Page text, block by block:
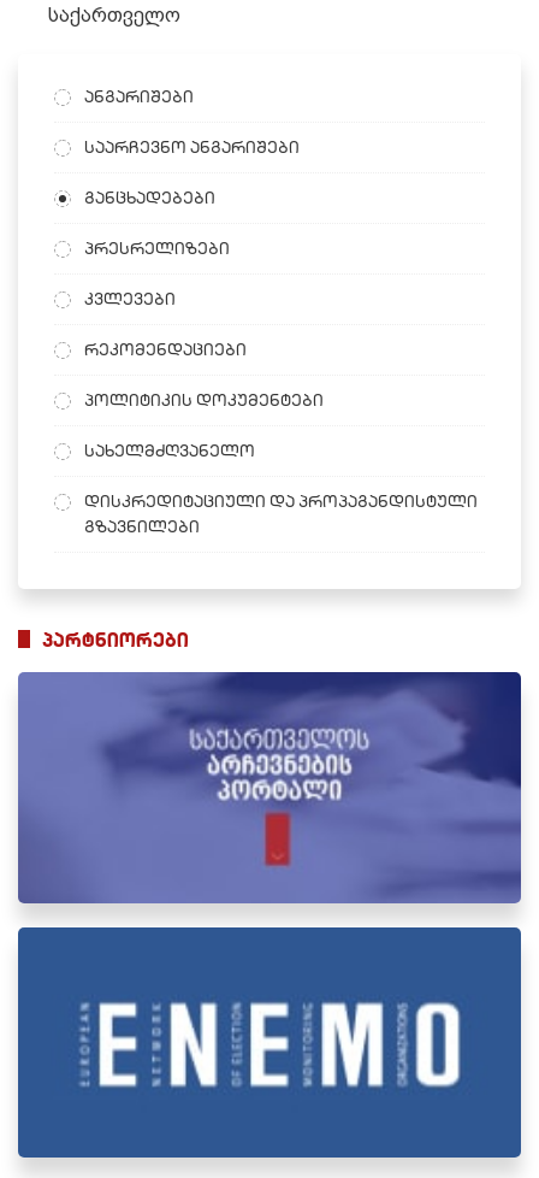
საქართველო
ანგარიშები
საარჩევნო ანგარიშები
განცხადებები
პრესრელიზები
კვლევები
რეკომენდაციები
პოლიტიკის დოკუმენტები
სახელმძღვანელო
დისკრედიტაციული და პროპაგანდისტული
გზავნილები
პარტნიორები